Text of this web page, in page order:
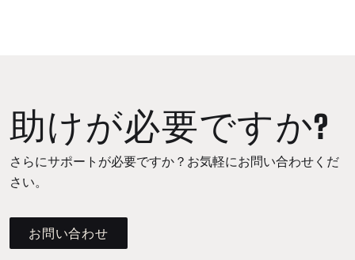
助けが必要ですか?
さらにサポートが必要ですか？お気軽にお問い合わせくだ
さい。
お問い合わせ